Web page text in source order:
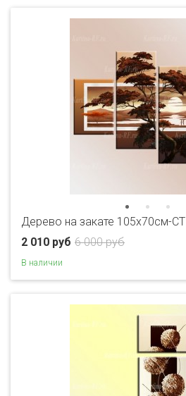
Дерево на закате 105х70см-CT
6 000 руб
2 010 руб
В наличии